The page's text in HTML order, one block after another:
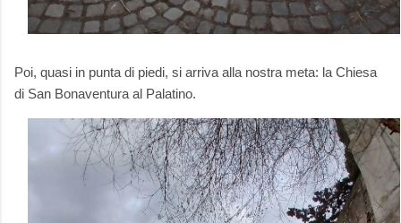
Poi, quasi in punta di piedi, si arriva alla nostra meta: la Chiesa
di San Bonaventura al Palatino.